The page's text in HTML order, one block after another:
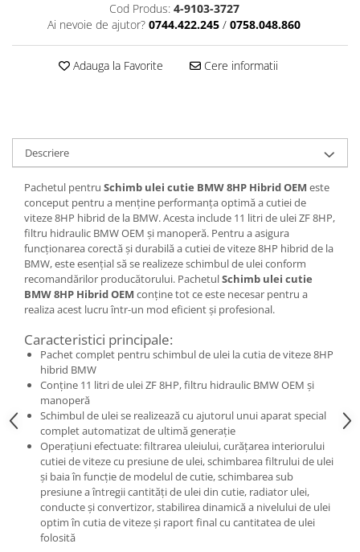
Cod Produs: 4-9103-3727
Ai nevoie de ajutor? 0744.422.245 / 0758.048.860
Adauga la Favorite Cere informatii
Descriere
Pachetul pentru Schimb ulei cutie BMW 8HP Hibrid OEM este
conceput pentru a menține performanța optimă a cutiei de
viteze 8HP hibrid de la BMW. Acesta include 11 litri de ulei ZF 8HP,
filtru hidraulic BMW OEM și manoperă. Pentru a asigura
funcționarea corectă și durabilă a cutiei de viteze 8HP hibrid de la
BMW, este esențial să se realizeze schimbul de ulei conform
recomandărilor producătorului. PachetulSchimb ulei cutie
BMW 8HP Hibrid OEM conține tot ce este necesar pentru a
realiza acest lucru într-un mod eficient și profesional.
Caracteristici principale:
Pachet complet pentru schimbul de ulei la cutia de viteze 8HP
hibrid BMW
Conține 11 litri de ulei ZF 8HP, filtru hidraulic BMW OEM și
manoperă
Schimbul de ulei se realizează cu ajutorul unui aparat special
complet automatizat de ultimă generație
Operațiuni efectuate: filtrarea uleiului, curățarea interiorului
cutiei de viteze cu presiune de ulei, schimbarea filtrului de ulei
și baia în funcție de modelul de cutie, schimbarea sub
presiune a întregii cantități de ulei din cutie, radiator ulei,
conducte și convertizor, stabilirea dinamică a nivelului de ulei
optim în cutia de viteze și raport final cu cantitatea de ulei
folosită